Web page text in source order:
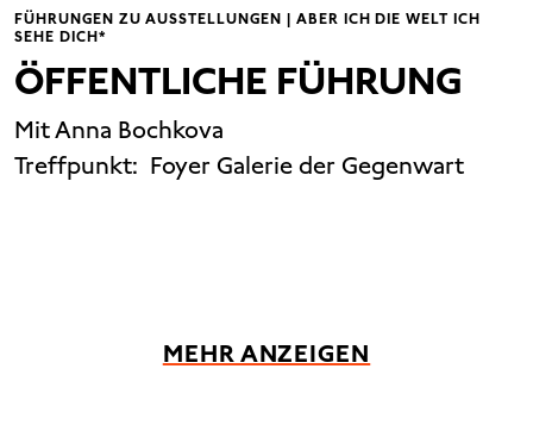
FÜHRUNGEN ZU AUSSTELLUNGEN | ABER ICH DIE WELT ICH
SEHE DICH*
ÖFFENTLICHE FÜHRUNG
Mit Anna Bochkova
Treffpunkt: Foyer Galerie der Gegenwart
MEHR ANZEIGEN